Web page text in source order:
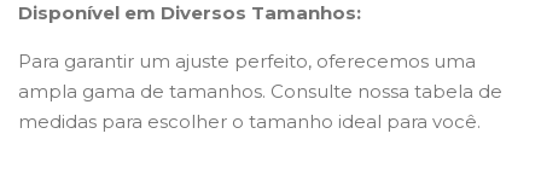
Disponível em Diversos Tamanhos:
Para garantir um ajuste perfeito, oferecemos uma
ampla gama de tamanhos. Consulte nossa tabela de
medidas para escolher o tamanho ideal para você.